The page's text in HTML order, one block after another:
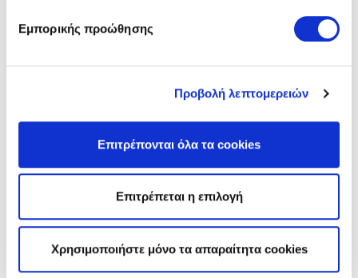
Εμπορικής προώθησης
Προβολή λεπτομερειών
Επιτρέπονται όλα τα cookies
Επιτρέπεται η επιλογή
Χρησιμοποιήστε μόνο τα απαραίτητα cookies
Αλέξανδρο (τηλ. 0030-2105292036) και με
G.Nikolakopoulos@ppcgroup.com,
S.Mantzoraki@ppcgroup.com, και
A.Botromlis@ppcgroup.com και για τη χορήγηση
Βεβαίωσης Επίσκεψης από το ΑΗΣ Κερατέας-
Λαυρίου μπορείτε να απευθυνθείτε στους κ.κ.
Αλεξίου Καλλιόπη (2292064347) με Ηλεκτρονικό
Ταχυδρομείο στην διεύθυνση
(2292064342, 2292064113) με Ηλεκτρονικό
Ταχυδρομείο στην διεύθυνση
Βασίλειο (2292064113) με Ηλεκτρονικό
Ταχυδρομείο στην διεύθυνση